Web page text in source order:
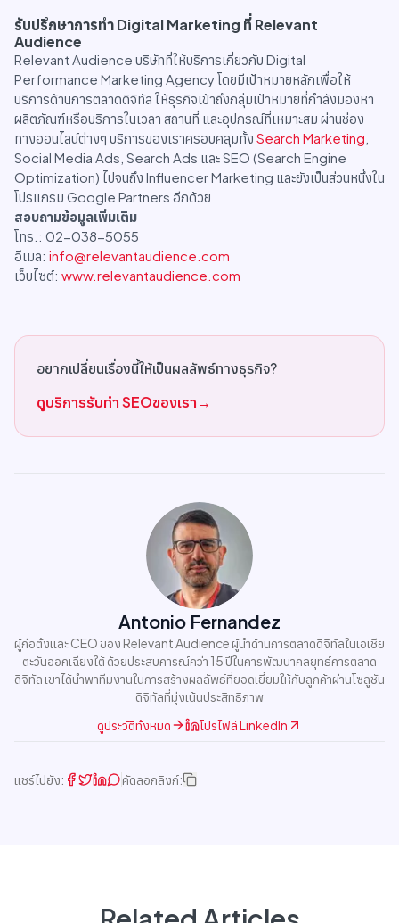
รับปรึกษาการทำ Digital Marketing ที่ Relevant
Audience
Relevant Audience บริษัทที่ให้บริการเกี่ยวกับ Digital
Performance Marketing Agency โดยมีเป้าหมายหลักเพื่อให้
บริการด้านการตลาดดิจิทัล ให้ธุรกิจเข้าถึงกลุ่มเป้าหมายที่กำลังมองหา
ผลิตภัณฑ์หรือบริการในเวลา สถานที่ และอุปกรณ์ที่เหมาะสม ผ่านช่อง
ทางออนไลน์ต่างๆ บริการของเราครอบคลุมทั้ง Search Marketing
Social Media Ads, Search Ads และ SEO (Search Engine
Optimization) ไปจนถึง Influencer Marketing และยังเป็นส่วนหนึ่งใน
โปรแกรม Google Partners อีกด้วย
สอบถามข้อมูลเพิ่มเติม
โทร.: 02-038-5055
อีเมล: info@relevantaudience.com
เว็บไซต์: www.relevantaudience.com
อยากเปลี่ยนเรื่องนี้ให้เป็นผลลัพธ์ทางธุรกิจ?
ดูบริการรับทำ SEOของเรา→
Antonio Fernandez
ผู้ก่อตั้งและ CEO ของ Relevant Audience ผู้นำด้านการตลาดดิจิทัลในเอเชีย
ตะวันออกเฉียงใต้ ด้วยประสบการณ์กว่า 15 ปีในการพัฒนากลยุทธ์การตลาด
ดิจิทัล เขาได้นำพาทีมงานในการสร้างผลลัพธ์ที่ยอดเยี่ยมให้กับลูกค้าผ่านโซลูชัน
ดิจิทัลที่มุ่งเน้นประสิทธิภาพ
ดูประวัติทั้งหมด
โปรไฟล์ LinkedIn
แชร์ไปยัง: คัดลอกลิงก์: